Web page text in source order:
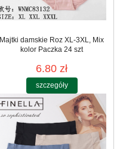
Majtki damskie Roz XL-3XL, Mix
kolor Paczka 24 szt
6.80 zł
szczegóły